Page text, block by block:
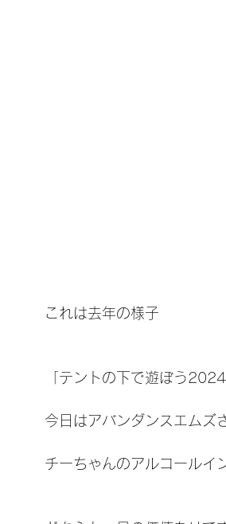
これは去年の様子
「テントの下で遊ぼう2024
今日はアバンダンスエムズ
チーちゃんのアルコールイ